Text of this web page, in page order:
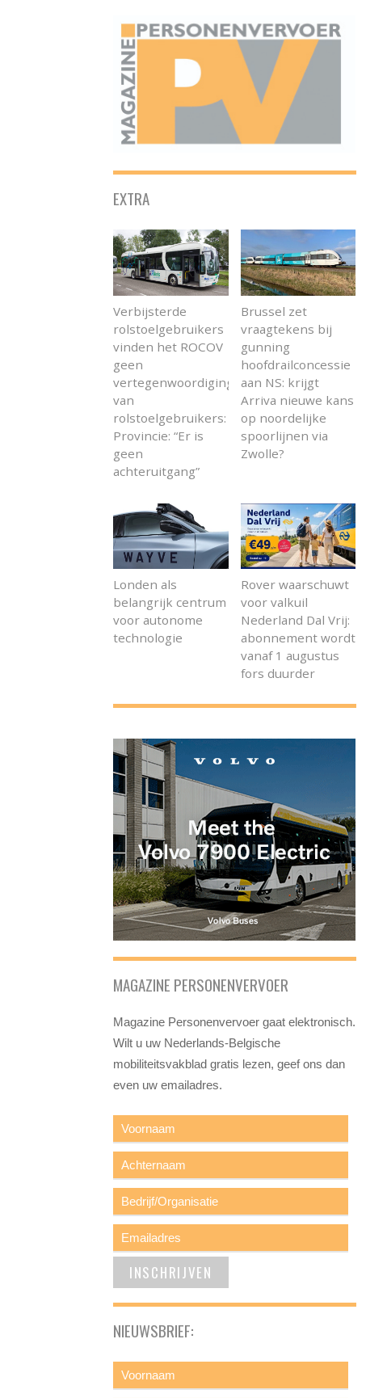
EXTRA
Verbijsterde
rolstoelgebruikers
vinden het ROCOV
geen
vertegenwoordiging
van
rolstoelgebruikers:
Provincie: “Er is
geen
achteruitgang”
Brussel zet
vraagtekens bij
gunning
hoofdrailconcessie
aan NS: krijgt
Arriva nieuwe kans
op noordelijke
spoorlijnen via
Zwolle?
Londen als
belangrijk centrum
voor autonome
technologie
Rover waarschuwt
voor valkuil
Nederland Dal Vrij:
abonnement wordt
vanaf 1 augustus
fors duurder
MAGAZINE PERSONENVERVOER
Magazine Personenvervoer gaat elektronisch.
Wilt u uw Nederlands-Belgische
mobiliteitsvakblad gratis lezen, geef ons dan
even uw emailadres.
NIEUWSBRIEF: